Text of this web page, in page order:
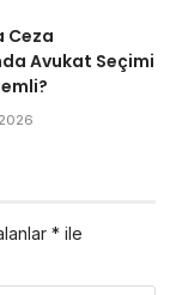
Ceza
Avukat Seçimi
* ile